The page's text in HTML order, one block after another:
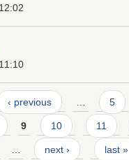
‹ previous … 5
9 10 11
… next › last »